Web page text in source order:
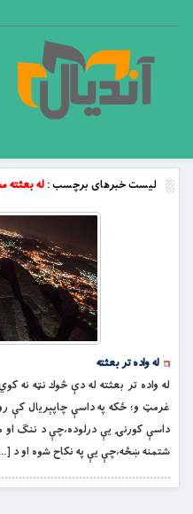
لیست خبرهای برچسب :له
له واده تر بعثته
له واده تر بعثته له دې څوك نټه نه
غرمټ و؛ ځكه په داسې چاپېريال كې
داسې كورنۍ يې درلوده،چې د ننګ
شتمنه ښځه،چې يې په نكاح شوه او د